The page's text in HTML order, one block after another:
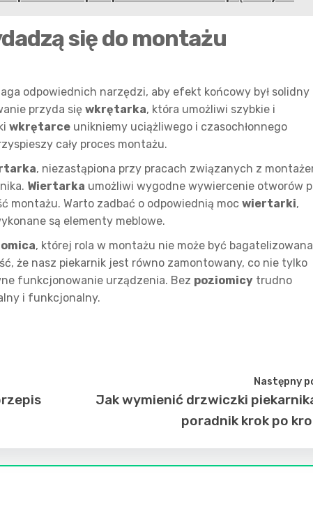
się do montażu
odpowiednich narzędzi, aby efekt końcowy był solidny
przyda się wkrętarka, która umożliwi szybkie i
wkrętarce unikniemy uciążliwego i czasochłonnego
cały proces montażu.
, niezastąpiona przy pracach związanych z
Wiertarka umożliwi wygodne wywiercenie otworów
montażu. Warto zadbać o odpowiednią moc wiertarki,
są elementy meblowe.
, której rola w montażu nie może być
że nasz piekarnik jest równo zamontowany, co nie tylko
funkcjonowanie urządzenia. Bez poziomicy trudno
i funkcjonalny.
Następny
Jak wymienić drzwiczki
poradnik krok po